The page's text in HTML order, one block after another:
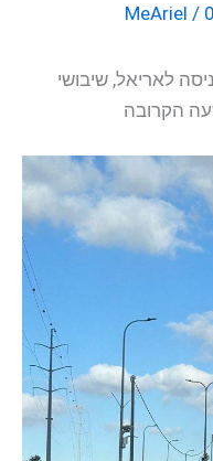
MeAriel /
לאריאל, שיבושי
הקרובה